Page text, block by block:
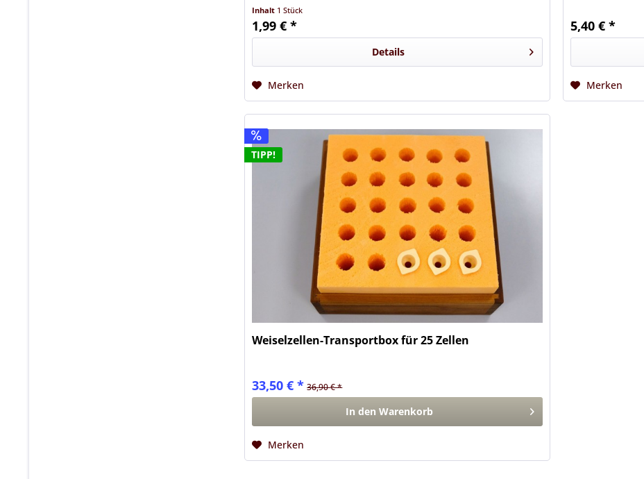
Inhalt 1 Stück
1,99 € *
Details
Merken
5,40 € *
Merken
TIPP!
Weiselzellen-Transportbox für 25 Zellen
33,50 € * 36,90 € *
In den Warenkorb
Merken